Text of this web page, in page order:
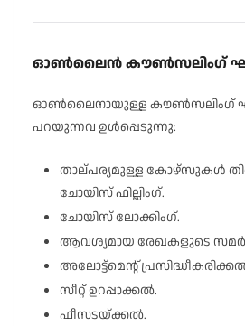
ഓൺലൈൻ കൗൺസലിംഗ്
ഓൺലൈനായുള്ള കൗൺസലിംഗ്
പറയുന്നവ ഉൾപ്പെടുന്നു:
താല്പര്യമുള്ള കോഴ്സുകൾ
ചോയിസ് ഫില്ലിംഗ്.
ചോയിസ് ലോക്കിംഗ്.
ആവശ്യമായ രേഖകളുടെ
അലോട്ട്മെൻ്റ്
സീറ്റ് ഉറപ്പാക്കൽ.
ഫീസടയ്ക്കൽ.